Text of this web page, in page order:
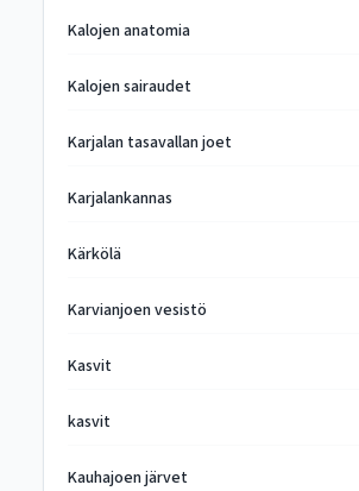
Kalojen anatomia
Kalojen sairaudet
Karjalan tasavallan joet
Karjalankannas
Kärkölä
Karvianjoen vesistö
Kasvit
kasvit
Kauhajoen järvet